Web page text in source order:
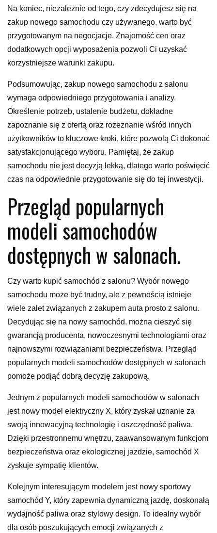
Na koniec, niezależnie od tego, czy zdecydujesz się na
zakup nowego samochodu czy używanego, warto być
przygotowanym na negocjacje. Znajomość cen oraz
dodatkowych opcji wyposażenia pozwoli Ci uzyskać
korzystniejsze warunki zakupu.
Podsumowując, zakup nowego samochodu z salonu
wymaga odpowiedniego przygotowania i analizy.
Określenie potrzeb, ustalenie budżetu, dokładne
zapoznanie się z ofertą oraz rozeznanie wśród innych
użytkowników to kluczowe kroki, które pozwolą Ci dokonać
satysfakcjonującego wyboru. Pamiętaj, że zakup
samochodu nie jest decyzją lekką, dlatego warto poświęcić
czas na odpowiednie przygotowanie się do tej inwestycji.
Przegląd popularnych
modeli samochodów
dostępnych w salonach.
Czy warto kupić samochód z salonu? Wybór nowego
samochodu może być trudny, ale z pewnością istnieje
wiele zalet związanych z zakupem auta prosto z salonu.
Decydując się na nowy samochód, można cieszyć się
gwarancją producenta, nowoczesnymi technologiami oraz
najnowszymi rozwiązaniami bezpieczeństwa. Przegląd
popularnych modeli samochodów dostępnych w salonach
pomoże podjąć dobrą decyzję zakupową.
Jednym z popularnych modeli samochodów w salonach
jest nowy model elektryczny X, który zyskał uznanie za
swoją innowacyjną technologię i oszczędność paliwa.
Dzięki przestronnemu wnętrzu, zaawansowanym funkcjom
bezpieczeństwa oraz ekologicznej jazdzie, samochód X
zyskuje sympatię klientów.
Kolejnym interesującym modelem jest nowy sportowy
samochód Y, który zapewnia dynamiczną jazdę, doskonałą
wydajność paliwa oraz stylowy design. To idealny wybór
dla osób poszukujących emocji związanych z